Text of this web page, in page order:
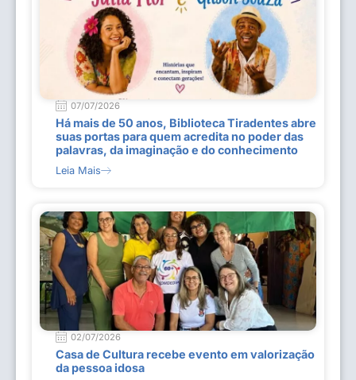
07/07/2026
Há mais de 50 anos, Biblioteca Tiradentes abre
suas portas para quem acredita no poder das
palavras, da imaginação e do conhecimento
Leia Mais
02/07/2026
Casa de Cultura recebe evento em valorização
da pessoa idosa